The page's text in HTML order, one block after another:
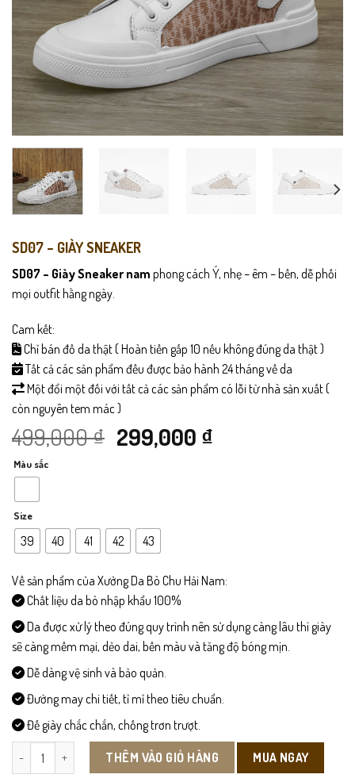
SD07 – GIÀY SNEAKER
SD07 – Giày Sneaker nam phong cách Ý, nhẹ – êm – bền, dễ phối
mọi outfit hằng ngày.
Cam kết:
Chỉ bán đồ da thật ( Hoàn tiền gấp 10 nếu không đúng da thật )
Tất cả các sản phẩm đều được bảo hành 24 tháng về da
Một đổi một đối với tất cả các sản phẩm có lỗi từ nhà sản xuất (
còn nguyên tem mác )
499,000₫ Giá
499,000 ₫.
299,000 ₫Giá
299,000 ₫.
Màu sắc
Size
39 40 41 42 43
Về sản phẩm của Xưởng Da Bò Chu Hải Nam:
Chất liệu da bò nhập khẩu 100%
Da được xử lý theo đúng quy trình nên sử dụng càng lâu thì giày
sẽ càng mềm mại, dẻo dai, bền màu và tăng độ bóng mịn.
Dễ dàng vệ sinh và bảo quản.
Đường may chi tiết, tỉ mỉ theo tiêu chuẩn.
Đế giày chắc chắn, chống trơn trượt.
SD07 - Giày Sneaker số lượngTHÊM VÀO GIỎ HÀNG MUA NGAY